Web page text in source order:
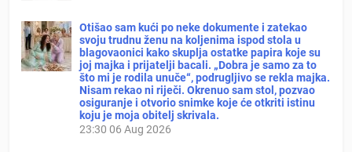
Otišao sam kući po neke dokumente i zatekao
svoju trudnu ženu na koljenima ispod stola u
blagovaonici kako skuplja ostatke papira koje su
joj majka i prijatelji bacali. „Dobra je samo za to
što mi je rodila unuče“, podrugljivo se rekla majka.
Nisam rekao ni riječi. Okrenuo sam stol, pozvao
osiguranje i otvorio snimke koje će otkriti istinu
koju je moja obitelj skrivala.
23:30 06 Aug 2026